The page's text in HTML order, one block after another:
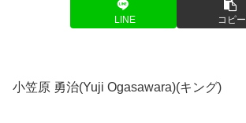
LINE コピー
小笠原 勇治(Yuji Ogasawara)(キング)